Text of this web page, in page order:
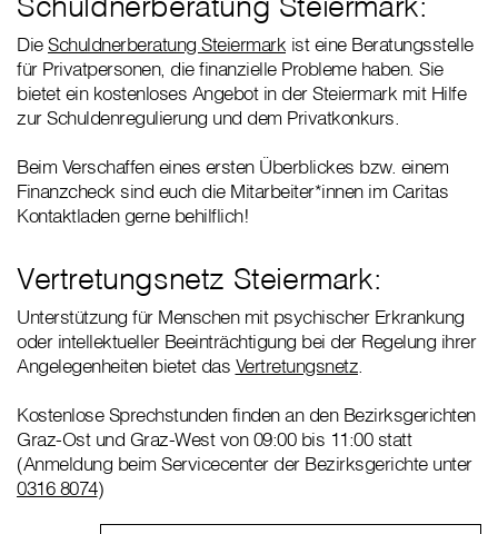
DieSchuldnerberatung Steiermark ist eine Beratungsstelle
für Privatpersonen, die finanzielle Probleme haben. Sie
bietet ein kostenloses Angebot in der Steiermark mit Hilfe
zur Schuldenregulierung und dem Privatkonkurs.
Beim Verschaffen eines ersten Überblickes bzw. einem
Finanzcheck sind euch die Mitarbeiter*innen im Caritas
Kontaktladen gerne behilflich!
Vertretungsnetz Steiermark:
Unterstützung für Menschen mit psychischer Erkrankung
oder intellektueller Beeinträchtigung bei der Regelung ihrer
Angelegenheiten bietet das Vertretungsnetz
Kostenlose Sprechstunden finden an den Bezirksgerichten
Graz-Ost und Graz-West von 09:00 bis 11:00 statt
(Anmeldung beim Servicecenter der Bezirksgerichte unter
0316 8074)